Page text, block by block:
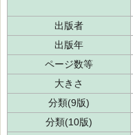
出版者
出版年
ページ数等
大きさ
分類(9版)
分類(10版)